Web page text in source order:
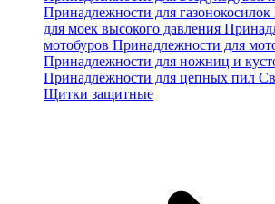
Принадлежности для газонокосилок
для моек высокого давления
мотобуров Принадлежности для
Принадлежности для ножниц и
Принадлежности для цепных пил
Щитки защитные